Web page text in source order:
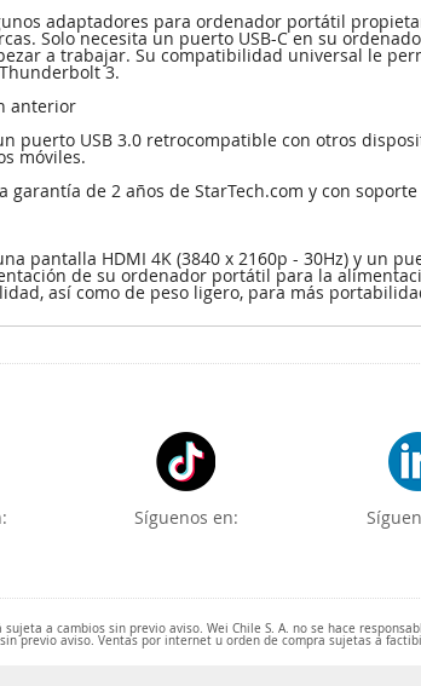
adaptadores para ordenador portátil
Solo necesita un puerto USB-C en su
a trabajar. Su compatibilidad universal le
3.
anterior
puerto USB 3.0 retrocompatible con otros
móviles.
garantía de 2 años de StarTech.com y con
pantalla HDMI 4K (3840 x 2160p - 30Hz) y un
de su ordenador portátil para la
así como de peso ligero, para más
Síguenos en:
a cambios sin previo aviso. Wei Chile S. A. no se hace
previo aviso. Ventas por internet u orden de compra sujetas a